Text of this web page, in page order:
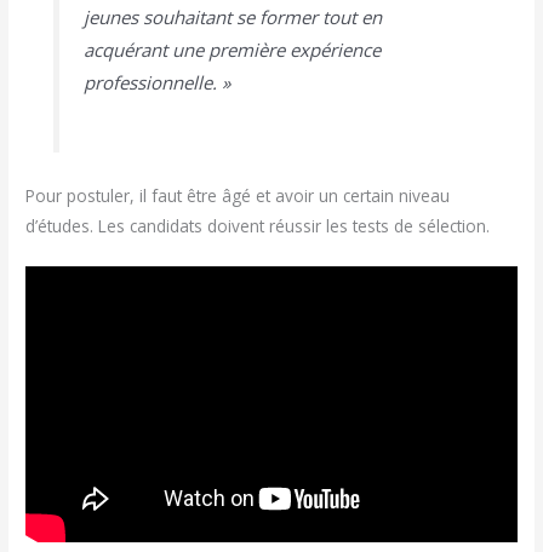
jeunes souhaitant se former tout en
acquérant une première expérience
professionnelle. »
Pour postuler, il faut être âgé et avoir un certain niveau
d’études. Les candidats doivent réussir les tests de sélection.